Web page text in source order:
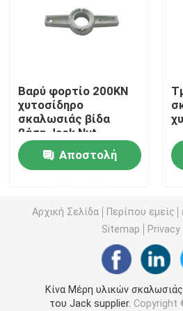
Μέρη υλικών σκαλωσιάς
Βάση του Jack υλικών
Κεφάλι του U υλικών
Μέρη στηριγμάτων υλικών
Σύστημα ράβδων δεσμών
Καρύδι ράβδων δεσμών
Βαρύ φορτίο 200KN
χυτοσίδηρο
σκαλωσιάς βίδα
βάση Jack Nut
Αποστολή
Αρχική Σελίδα Περίπου εμείς
Sitemap
Κίνα Μέρη υλικών
του Jack supplier. Copyright